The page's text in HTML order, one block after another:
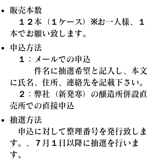
販売本数
１２本（１ケース）※お一人様、１
本でお願い致します。
申込方法
１：メールでの申込
件名に抽選希望と記入し、本文
に氏名、住所、連絡先を記載下さい。
２：弊社（新発寒）の醸造所併設直
売所での直接申込
抽選方法
申込に対して整理番号を発行致しま
す。、７月１日以降に抽選を行いま
す。